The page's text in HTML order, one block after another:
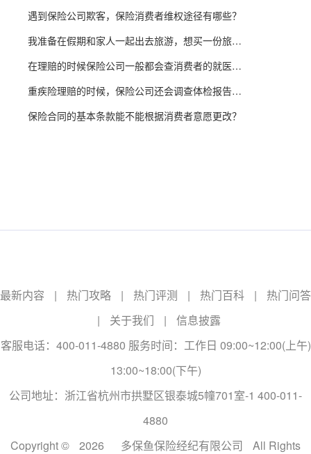
遇到保险公司欺客，保险消费者维权途径有哪些？
我准备在假期和家人一起出去旅游，想买一份旅游险，想问问有没有交通事故保障？
在理赔的时候保险公司一般都会查消费者的就医记录，那么想问问流产记录会查到吗？
重疾险理赔的时候，保险公司还会调查体检报告吗？
保险合同的基本条款能不能根据消费者意愿更改？
最新内容 | 热门攻略 | 热门评测 | 热门百科 |
热门问答
|
关于我们 |
信息披露
客服电话：400-011-4880 服务时间：工作日 09:00~12:00(上午)
13:00~18:00(下午)
公司地址：浙江省杭州市拱墅区银泰城5幢701室-1 400-011-
4880
Copyright ©
2026 多保鱼保险经纪有限公司
All Rights